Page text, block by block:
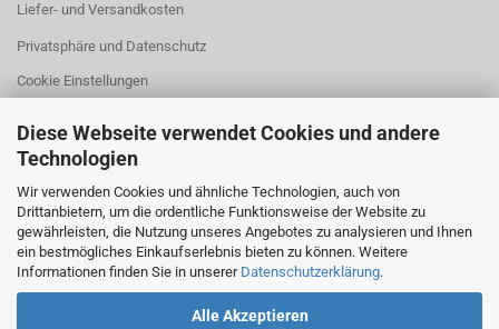
Diese Webseite verwendet Cookies und andere
Technologien
Wir verwenden Cookies und ähnliche Technologien, auch von
Drittanbietern, um die ordentliche Funktionsweise der Website zu
gewährleisten, die Nutzung unseres Angebotes zu analysieren und Ihnen
ein bestmögliches Einkaufserlebnis bieten zu können. Weitere
Informationen finden Sie in unserer Datenschutzerklärung.
Alle Akzeptieren
Liefer- und Versandkosten
Privatsphäre und Datenschutz
Cookie Einstellungen
Besuchen Sie auch unsere Homepage mit vielen Nützlichen Infos zu
unseren Schweißgeräten
WWW.BOLZENSCHWEISSEN.DE